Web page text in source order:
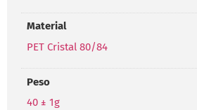
Material
PET Cristal 80/84
Peso
40 ± 1g